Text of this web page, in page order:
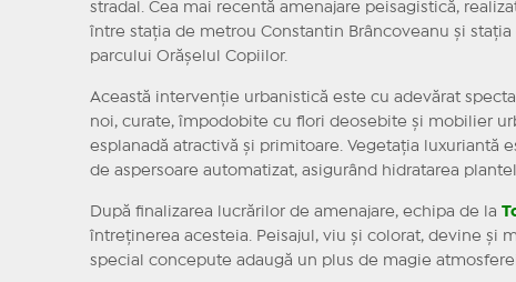
stradal. Cea mai recentă amenajare peisagistică,
între stația de metrou Constantin Brâncoveanu și
parcului Orășelul Copiilor.
Această intervenție urbanistică este cu adevărat
noi, curate, împodobite cu flori deosebite și mobilier
esplanadă atractivă și primitoare. Vegetația luxuriantă
de aspersoare automatizat, asigurând hidratarea
După finalizarea lucrărilor de amenajare, echipa de la
întreținerea acesteia. Peisajul, viu și colorat, devine și
special concepute adaugă un plus de magie